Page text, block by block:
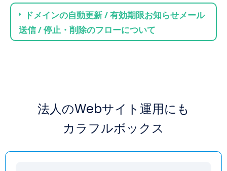
ドメインの自動更新 / 有効期限お知らせメール
送信 / 停止・削除のフローについて
法人のWebサイト運用にも
カラフルボックス